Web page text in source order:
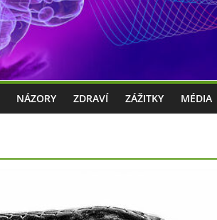
NÁZORY ZDRAVÍ ZÁŽITKY MÉDIA